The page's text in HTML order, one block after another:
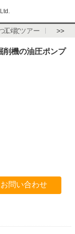
い て
工場 ツアー >>
削機の油圧ポンプ
お問い合わせ